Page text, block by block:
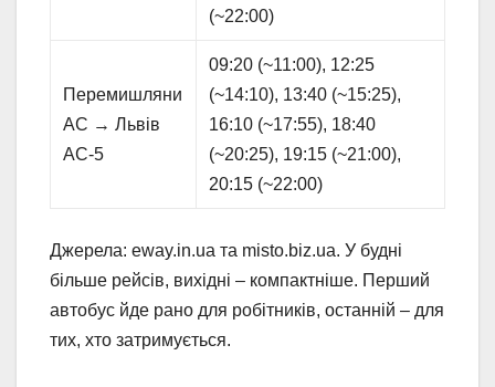
(~22:00)
Перемишляни
АС → Львів
АС-5
09:20 (~11:00), 12:25
(~14:10), 13:40 (~15:25),
16:10 (~17:55), 18:40
(~20:25), 19:15 (~21:00),
20:15 (~22:00)
Джерела: eway.in.ua та misto.biz.ua. У будні
більше рейсів, вихідні – компактніше. Перший
автобус йде рано для робітників, останній – для
тих, хто затримується.